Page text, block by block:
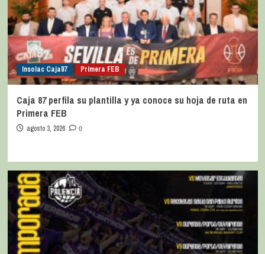
Insolac Caja´87 Primera FEB
Caja 87 perfila su plantilla y ya conoce su hoja de ruta en
Primera FEB
agosto 3, 2026 0